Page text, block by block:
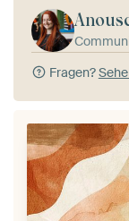
Fragen?